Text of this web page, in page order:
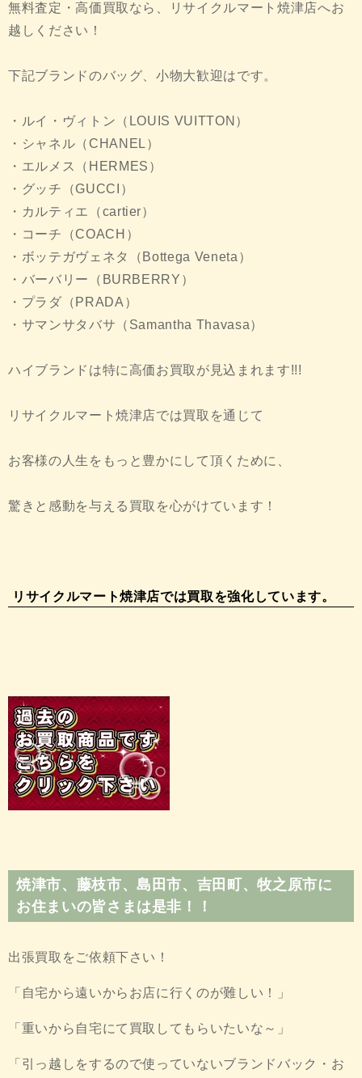
無料査定・高価買取なら、リサイクルマート焼津店へお
越しください！
下記ブランドのバッグ、小物大歓迎はです。
・ルイ・ヴィトン（LOUIS VUITTON）
・シャネル（CHANEL）
・エルメス（HERMES）
・グッチ（GUCCI）
・カルティエ（cartier）
・コーチ（COACH）
・ボッテガヴェネタ（Bottega Veneta）
・バーバリー（BURBERRY）
・プラダ（PRADA）
・サマンサタバサ（Samantha Thavasa）
ハイブランドは特に高価お買取が見込まれます!!!
リサイクルマート焼津店では買取を通じて
お客様の人生をもっと豊かにして頂くために、
驚きと感動を与える買取を心がけています！
リサイクルマート焼津店では買取を強化しています。
焼津市、藤枝市、島田市、吉田町、牧之原市に
お住まいの皆さまは是非！！
出張買取をご依頼下さい！
「自宅から遠いからお店に行くのが難しい！」
「重いから自宅にて買取してもらいたいな～」
「引っ越しをするので使っていないブランドバック・お